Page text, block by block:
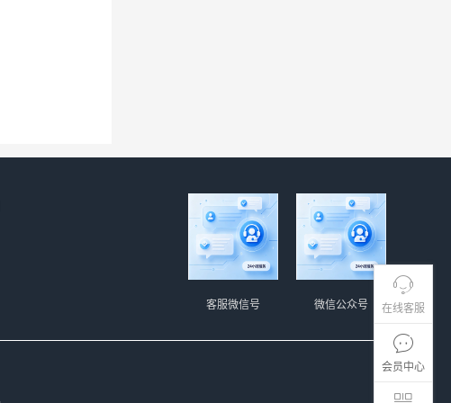
在线客服
会员中心
微信公众号
客服微信号